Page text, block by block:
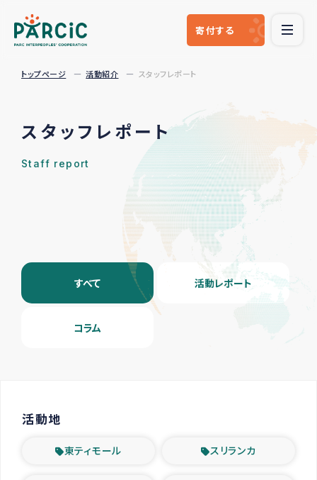
寄付する
トップページ 活動紹介 スタッフレポート
スタッフレポート
Staff report
すべて 活動レポート
コラム
活動地
東ティモール スリランカ